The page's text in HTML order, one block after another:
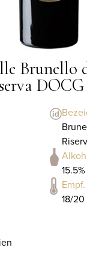
DOCG
15.5%
18/20